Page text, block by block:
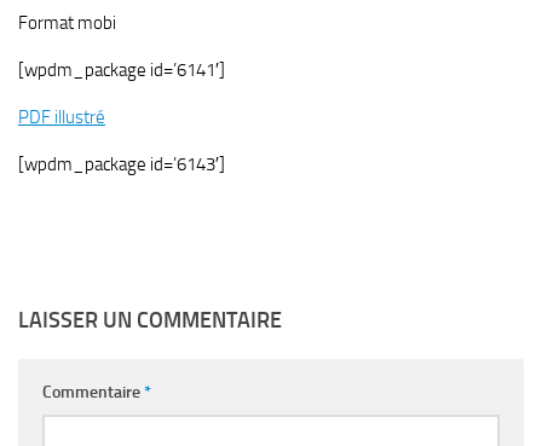
Format mobi
[wpdm_package id=’6141′]
PDF illustré
[wpdm_package id=’6143′]
LAISSER UN COMMENTAIRE
Commentaire*